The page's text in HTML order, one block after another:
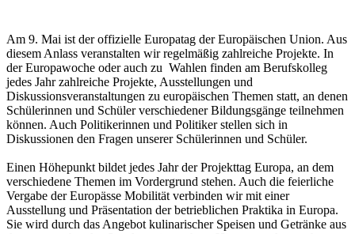
Am 9. Mai ist der offizielle Europatag der Europäischen Union. Aus
diesem Anlass veranstalten wir regelmäßig zahlreiche Projekte. In
der Europawoche oder auch zu Wahlen finden am Berufskolleg
jedes Jahr zahlreiche Projekte, Ausstellungen und
Diskussionsveranstaltungen zu europäischen Themen statt, an denen
Schülerinnen und Schüler verschiedener Bildungsgänge teilnehmen
können. Auch Politikerinnen und Politiker stellen sich in
Diskussionen den Fragen unserer Schülerinnen und Schüler.
Einen Höhepunkt bildet jedes Jahr der Projekttag Europa, an dem
verschiedene Themen im Vordergrund stehen. Auch die feierliche
Vergabe der Europässe Mobilität verbinden wir mit einer
Ausstellung und Präsentation der betrieblichen Praktika in Europa.
Sie wird durch das Angebot kulinarischer Speisen und Getränke aus